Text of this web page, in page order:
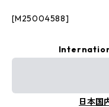
[M25004588]
日本国